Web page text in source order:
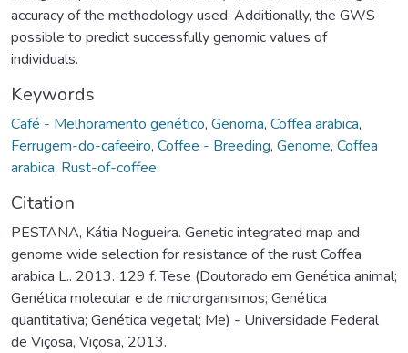
accuracy of the methodology used. Additionally, the GWS
possible to predict successfully genomic values of
individuals.
Keywords
Café - Melhoramento genético, Genoma, Coffea arabica,
Ferrugem-do-cafeeiro, Coffee - Breeding, Genome, Coffea
arabica, Rust-of-coffee
Citation
PESTANA, Kátia Nogueira. Genetic integrated map and
genome wide selection for resistance of the rust Coffea
arabica L.. 2013. 129 f. Tese (Doutorado em Genética animal;
Genética molecular e de microrganismos; Genética
quantitativa; Genética vegetal; Me) - Universidade Federal
de Viçosa, Viçosa, 2013.